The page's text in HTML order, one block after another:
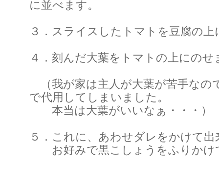
に並べます。
３．スライスしたトマトを豆腐の
４．刻んだ大葉をトマトの上にのせ
（我が家は主人が大葉が苦手なの
で代用してしまいました。
本当は大葉がいいなぁ・・・）
５．これに、あわせダレをかけて出
お好みで黒こしょうをふりかけ